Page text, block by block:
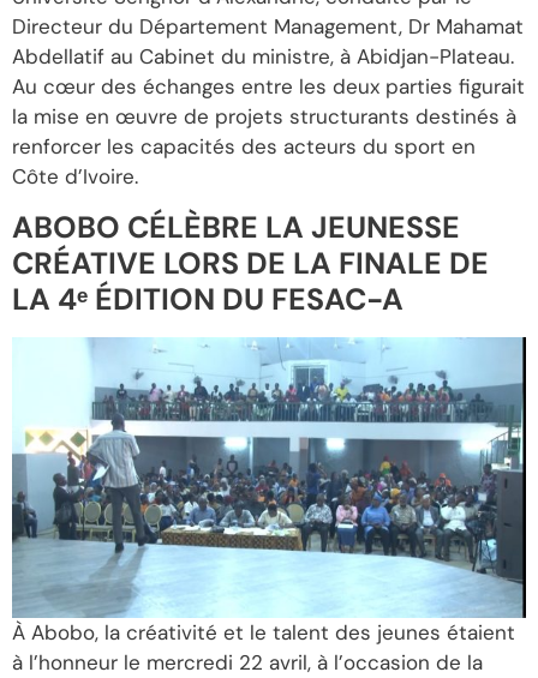
Directeur du Département Management, Dr Mahamat
Abdellatif au Cabinet du ministre, à Abidjan-Plateau.
Au cœur des échanges entre les deux parties figurait
la mise en œuvre de projets structurants destinés à
renforcer les capacités des acteurs du sport en
Côte d’Ivoire.
ABOBO CÉLÈBRE LA JEUNESSE
CRÉATIVE LORS DE LA FINALE DE
LA 4ᵉ ÉDITION DU FESAC-A
À Abobo, la créativité et le talent des jeunes étaient
à l’honneur le mercredi 22 avril, à l’occasion de la